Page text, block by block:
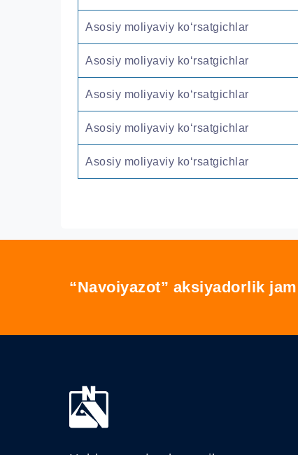
Asosiy moliyaviy ko‘rsatgichlar
Asosiy moliyaviy ko‘rsatgichlar
Asosiy moliyaviy ko‘rsatgichlar
Asosiy moliyaviy ko‘rsatgichlar
Asosiy moliyaviy ko‘rsatgichlar
“Navoiyazot” aksiyadorlik